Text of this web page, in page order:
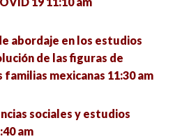
de Investigación:
La formación de
y cárcel desde las
y Resistir: modelos y
de familiares 12:00
abordaje en los estudios
de las figuras de
mexicanas 11:30 am
sociales y estudios
am